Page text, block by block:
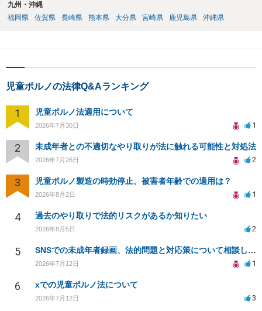
九州・沖縄
福岡県
佐賀県 長崎県 熊本県 大分県 宮崎県 鹿児島県 沖縄県
児童ポルノの法律Q&Aランキング
1 児童ポルノ法適用について
2026年7月30日 1
2 未成年者との不適切なやり取りが法に触れる可能性と対処法
2026年7月26日 2
3 児童ポルノ製造の時効停止、被害者年齢での適用は？
2026年8月2日 1
4 過去のやり取りで法的リスクがあるか知りたい
2026年8月5日 2
5 SNSでの未成年者録画、法的問題と対応策について相談したい
2026年7月12日 1
6 xでの児童ポルノ法について
2026年7月12日 3